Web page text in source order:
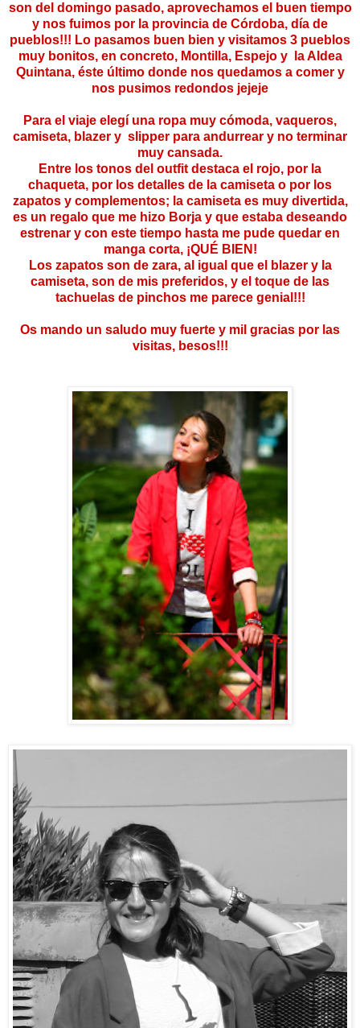
son del domingo pasado, aprovechamos el buen tiempo
y nos fuimos por la provincia de Córdoba, día de
pueblos!!! Lo pasamos buen bien y visitamos 3 pueblos
muy bonitos, en concreto, Montilla, Espejo y la Aldea
Quintana, éste último donde nos quedamos a comer y
nos pusimos redondos jejeje
Para el viaje elegí una ropa muy cómoda, vaqueros,
camiseta, blazer y slipper para andurrear y no terminar
muy cansada.
Entre los tonos del outfit destaca el rojo, por la
chaqueta, por los detalles de la camiseta o por los
zapatos y complementos; la camiseta es muy divertida,
es un regalo que me hizo Borja y que estaba deseando
estrenar y con este tiempo hasta me pude quedar en
manga corta, ¡QUÉ BIEN!
Los zapatos son de zara, al igual que el blazer y la
camiseta, son de mis preferidos, y el toque de las
tachuelas de pinchos me parece genial!!!
Os mando un saludo muy fuerte y mil gracias por las
visitas, besos!!!